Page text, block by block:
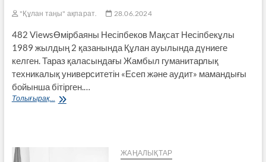
"Құлан таңы" ақпарат. 28.06.2024
482 ViewsӨмірбаяны Несіпбеков Мақсат Несіпбекұлы
1989 жылдың 2 қазанында Құлан ауылында дүниеге
келген. Тараз қаласындағы Жамбыл гуманитарлық
техникалық университетін «Есеп және аудит» мамандығы
бойынша бітірген.…
Толығырақ...
Луговой
ЖАҢАЛЫҚТАР